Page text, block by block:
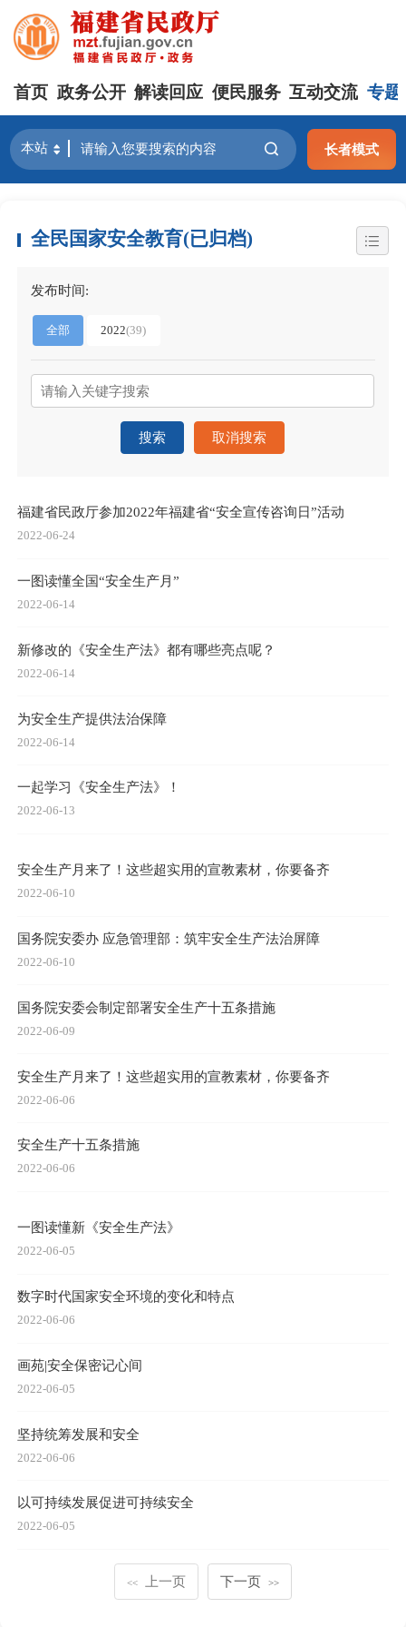
首页 政务公开 解读回应 便民服务 互动交流 专题
长者模式
全民国家安全教育(已归档)
发布时间:
全部 2022(39)
搜索 取消搜索
福建省民政厅参加2022年福建省“安全宣传咨询日”活动
2022-06-24
一图读懂全国“安全生产月”
2022-06-14
新修改的《安全生产法》都有哪些亮点呢？
2022-06-14
为安全生产提供法治保障
2022-06-14
一起学习《安全生产法》！
2022-06-13
安全生产月来了！这些超实用的宣教素材，你要备齐
2022-06-10
国务院安委办 应急管理部：筑牢安全生产法治屏障
2022-06-10
国务院安委会制定部署安全生产十五条措施
2022-06-09
安全生产月来了！这些超实用的宣教素材，你要备齐
2022-06-06
安全生产十五条措施
2022-06-06
一图读懂新《安全生产法》
2022-06-05
数字时代国家安全环境的变化和特点
2022-06-06
画苑|安全保密记心间
2022-06-05
坚持统筹发展和安全
2022-06-06
以可持续发展促进可持续安全
2022-06-05
<< 上一页 下一页 >>